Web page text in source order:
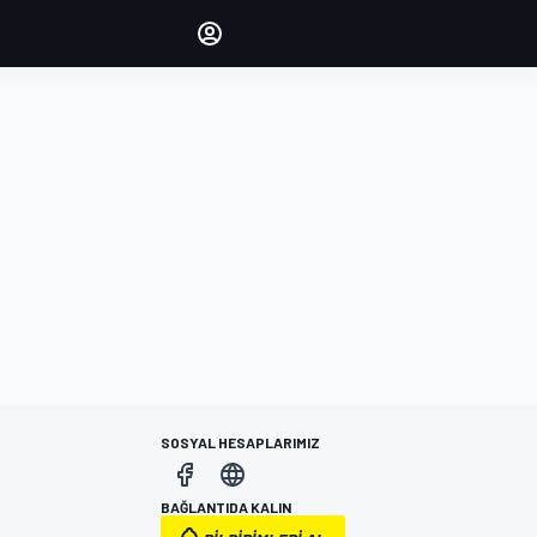
SOSYAL HESAPLARIMIZ
BAĞLANTIDA KALIN